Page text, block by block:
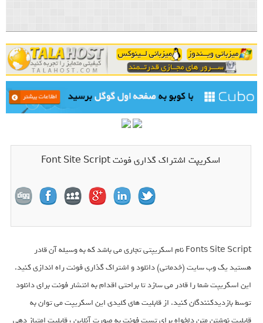
اسکریپت اشتراک گذاری فونت Font Site Script
Fonts Site Script نام اسکریپتی تجاری می باشد که به وسیله آن قادر
هستید یک وب سایت (خدماتی) دانلود و اشتراک گذاری فونت راه اندازی کنید.
این اسکریپت شما را قادر می سازد تا براحتی اقدام به انتشار فونت برای دانلود
توسط بازدیدکنندگان کنید. از قابلیت های کلیدی این اسکریپت می توان به
قابلیت نوشتن متن دلخواه برای تست فونت به صورت آنلاین ، قابلیت امتیاز دهی